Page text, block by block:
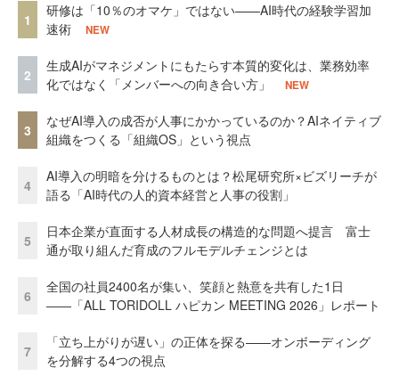
1
研修は「10％のオマケ」ではない——AI時代の経験学習加
速術
NEW
2
生成AIがマネジメントにもたらす本質的変化は、業務効率
化ではなく「メンバーへの向き合い方」
NEW
3
なぜAI導入の成否が人事にかかっているのか？AIネイティブ
組織をつくる「組織OS」という視点
4
AI導入の明暗を分けるものとは？松尾研究所×ビズリーチが
語る「AI時代の人的資本経営と人事の役割」
5
日本企業が直面する人材成長の構造的な問題へ提言 富士
通が取り組んだ育成のフルモデルチェンジとは
6
全国の社員2400名が集い、笑顔と熱意を共有した1日
――「ALL TORIDOLL ハピカン MEETING 2026」レポート
7
「立ち上がりが遅い」の正体を探る——オンボーディング
を分解する4つの視点